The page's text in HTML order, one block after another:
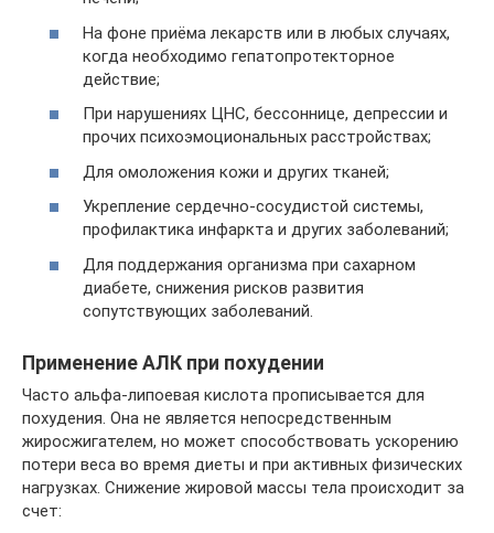
На фоне приёма лекарств или в любых случаях,
когда необходимо гепатопротекторное
действие;
При нарушениях ЦНС, бессоннице, депрессии и
прочих психоэмоциональных расстройствах;
Для омоложения кожи и других тканей;
Укрепление сердечно-сосудистой системы,
профилактика инфаркта и других заболеваний;
Для поддержания организма при сахарном
диабете, снижения рисков развития
сопутствующих заболеваний.
Применение АЛК при похудении
Часто альфа-липоевая кислота прописывается для
похудения. Она не является непосредственным
жиросжигателем, но может способствовать ускорению
потери веса во время диеты и при активных физических
нагрузках. Снижение жировой массы тела происходит за
счет: